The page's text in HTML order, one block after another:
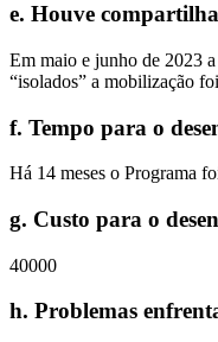
e. Houve
Em maio e junho de 2023
“isolados” a mobilização
f. Tempo para o
Há 14 meses o Programa
g. Custo para o
40000
h. Problemas